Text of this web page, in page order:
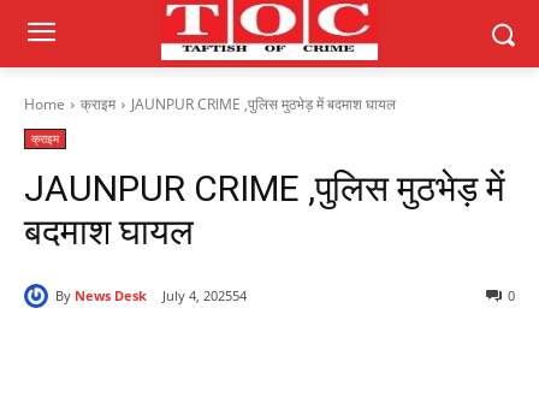
Home क्राइम JAUNPUR CRIME ,पुलिस मुठभेड़ में बदमाश घायल
क्राइम
JAUNPUR CRIME ,पुलिस मुठभेड़ में
बदमाश घायल
By News Desk July 4, 2025 0
54